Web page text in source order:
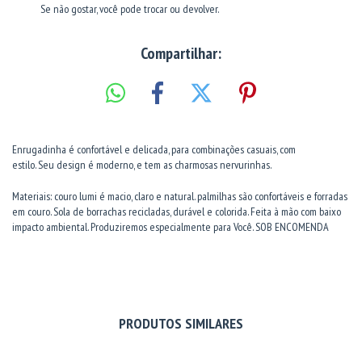
Se não gostar, você pode trocar ou devolver.
Compartilhar:
Enrugadinha é confortável e delicada, para combinações casuais, com
estilo. Seu design é moderno, e tem as charmosas nervurinhas.
Materiais: couro lumi é macio, claro e natural. palmilhas são confortáveis e forradas
em couro. Sola de borrachas recicladas, durável e colorida. Feita à mão com baixo
impacto ambiental. Produziremos especialmente para Você. SOB ENCOMENDA
PRODUTOS SIMILARES